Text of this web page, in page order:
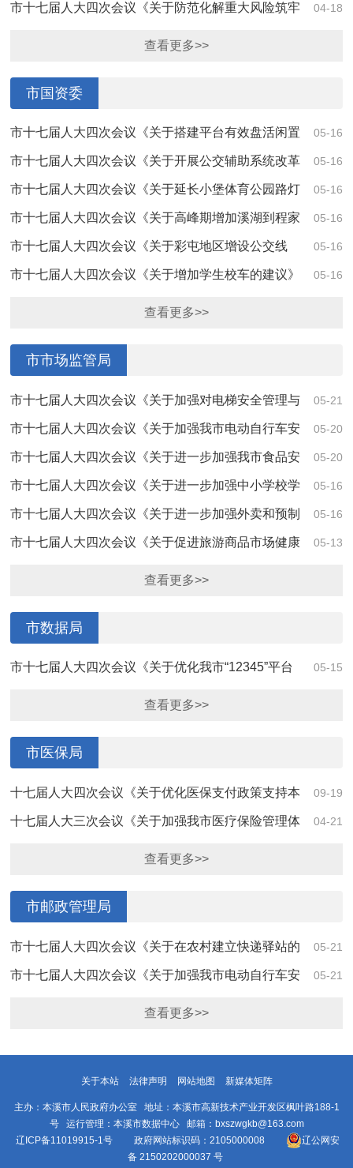
04-18
市十七届人大四次会议《关于防范化解重大风险筑牢
查看更多>>
市国资委
05-16
市十七届人大四次会议《关于搭建平台有效盘活闲置
资产的建议》（第4213号）答复 05-16
市十七届人大四次会议《关于开展公交辅助系统改革
试点解决中小学生乘车难问题的建议》（第420... 05-16
市十七届人大四次会议《关于延长小堡体育公园路灯
冬季亮化时间的建议》（第4195号）答复 05-16
市十七届人大四次会议《关于高峰期增加溪湖到程家
36路车次的建议》（第4164号）答复 05-16
市十七届人大四次会议《关于彩屯地区增设公交线
路、增设站点的建议》（第4148号）答复 05-16
市十七届人大四次会议《关于增加学生校车的建议》
查看更多>>
市市场监管局
05-21
市十七届人大四次会议《关于加强对电梯安全管理与
维护的建议》（第4060号）答复 05-20
市十七届人大四次会议《关于加强我市电动自行车安
全管理的建议》（第4092号）答复 05-20
市十七届人大四次会议《关于进一步加强我市食品安
全工作的建议》（第4040号）答复 05-16
市十七届人大四次会议《关于进一步加强中小学校学
生食堂卫生监管的建议》（第4067号）答复 05-16
市十七届人大四次会议《关于进一步加强外卖和预制
菜行业食品安全监管的建议》（第4066号）答复 05-13
市十七届人大四次会议《关于促进旅游商品市场健康
查看更多>>
市数据局
05-15
市十七届人大四次会议《关于优化我市“12345”平台
运行机制的建议》（第4089号）答复
查看更多>>
市医保局
09-19
十七届人大四次会议《关于优化医保支付政策支持本
溪市中医药事业高质量发展的建议》（第4228... 04-21
十七届人大三次会议《关于加强我市医疗保险管理体
查看更多>>
市邮政管理局
05-21
市十七届人大四次会议《关于在农村建立快递驿站的
建议》（第4124号）答复 05-21
市十七届人大四次会议《关于加强我市电动自行车安
查看更多>>
关于本站 法律声明 网站地图 新媒体矩阵
主办：本溪市人民政府办公室 地址：本溪市高新技术产业开发区枫叶路188-1
号 运行管理：本溪市数据中心 邮箱：bxszwgkb@163.com
辽ICP备11019915-1号 政府网站标识码：2105000008
辽公网安
备 2150202000037 号